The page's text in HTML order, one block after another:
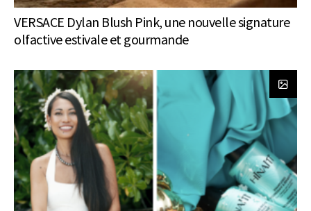
VERSACE Dylan Blush Pink, une nouvelle signature
olfactive estivale et gourmande